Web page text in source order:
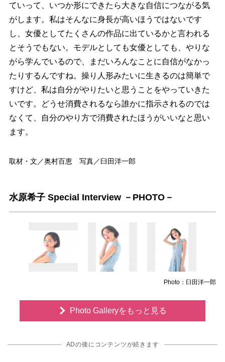
ていって、いつか形にできたら大きな自信につながる気
がします。私はそんなに身長が高いほうではないです
し、女優としてたくさんの作品に出ているかと言われる
とそうでもない。モデルとしても女優としても、やりな
がら学んでいるので、まだいろんなことに自信がなかっ
たりするんですね。操り人形みたいに生きるのは簡単で
すけど、私は自分がやりたいと思うことをやっていきた
いです。どうせ消費されるなら誰かに指示されるのでは
なくて、自分のやり方で消費されたほうがいいなと思い
ます。
取材・文／奥村百恵 写真／臼田洋一郎
水原希子 Special Interview －PHOTO－
Photo：臼田洋一郎
Photo Galleryをもっと見る
ADの後にコンテンツが続きます